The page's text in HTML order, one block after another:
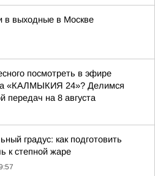
в выходные в Москве
посмотреть в эфире
«КАЛМЫКИЯ 24»? Делимся
передач на 8 августа
градус: как подготовить
к степной жаре